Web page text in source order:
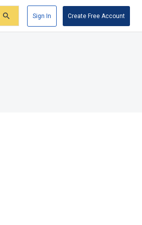
Sign In Create Free Account